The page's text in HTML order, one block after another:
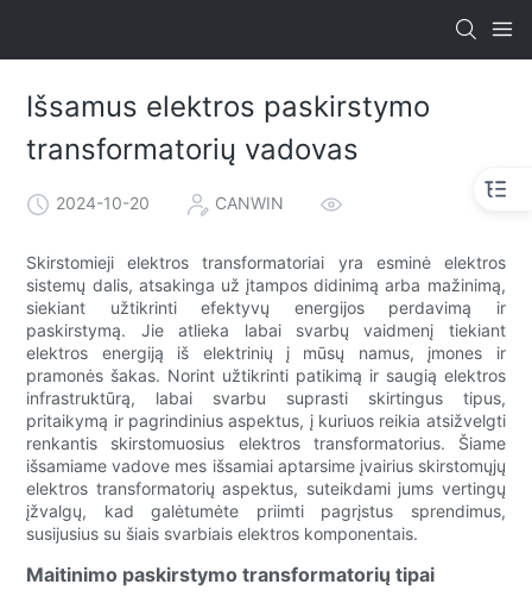
Išsamus elektros paskirstymo
transformatorių vadovas
2024-10-20 CANWIN
Skirstomieji elektros transformatoriai yra esminė elektros
sistemų dalis, atsakinga už įtampos didinimą arba mažinimą,
siekiant užtikrinti efektyvų energijos perdavimą ir
paskirstymą. Jie atlieka labai svarbų vaidmenį tiekiant
elektros energiją iš elektrinių į mūsų namus, įmones ir
pramonės šakas. Norint užtikrinti patikimą ir saugią elektros
infrastruktūrą, labai svarbu suprasti skirtingus tipus,
pritaikymą ir pagrindinius aspektus, į kuriuos reikia atsižvelgti
renkantis skirstomuosius elektros transformatorius. Šiame
išsamiame vadove mes išsamiai aptarsime įvairius skirstomųjų
elektros transformatorių aspektus, suteikdami jums vertingų
įžvalgų, kad galėtumėte priimti pagrįstus sprendimus,
susijusius su šiais svarbiais elektros komponentais.
Maitinimo paskirstymo transformatorių tipai